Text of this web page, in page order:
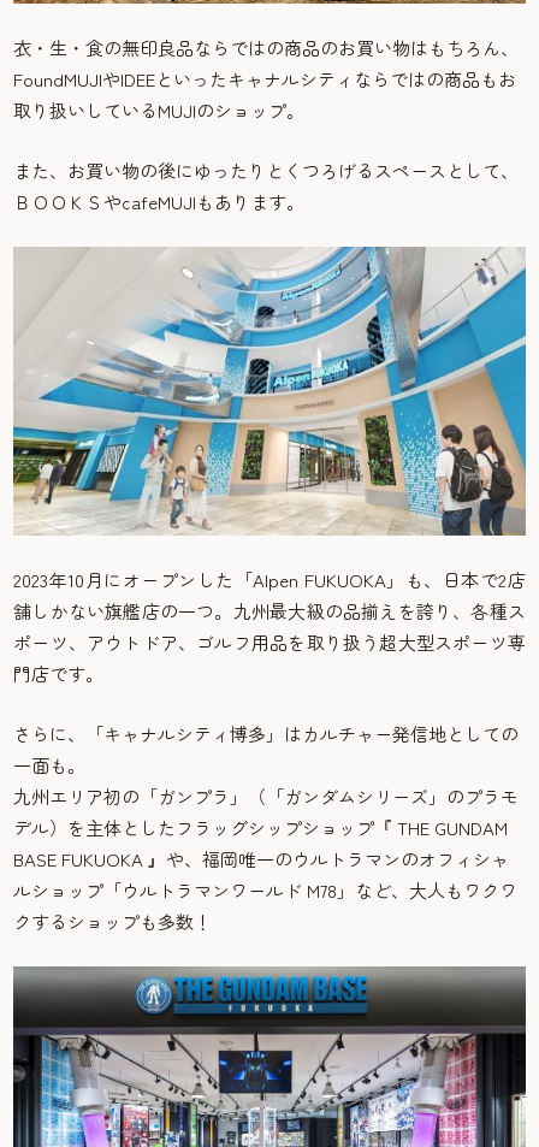
衣・生・食の無印良品ならではの商品のお買い物はもちろん、
FoundMUJIやIDEEといったキャナルシティならではの商品もお
取り扱いしているMUJIのショップ。
また、お買い物の後にゆったりとくつろげるスペースとして、
ＢＯＯＫＳやcafeMUJIもあります。
2023年10月にオープンした「Alpen FUKUOKA」も、日本で2店
舗しかない旗艦店の一つ。九州最大級の品揃えを誇り、各種ス
ポーツ、アウトドア、ゴルフ用品を取り扱う超大型スポーツ専
門店です。
さらに、「キャナルシティ博多」はカルチャー発信地としての
一面も。
九州エリア初の「ガンプラ」（「ガンダムシリーズ」のプラモ
デル）を主体としたフラッグシップショップ『 THE GUNDAM
BASE FUKUOKA 』や、福岡唯一のウルトラマンのオフィシャ
ルショップ「ウルトラマンワールド M78」など、大人もワクワ
クするショップも多数！